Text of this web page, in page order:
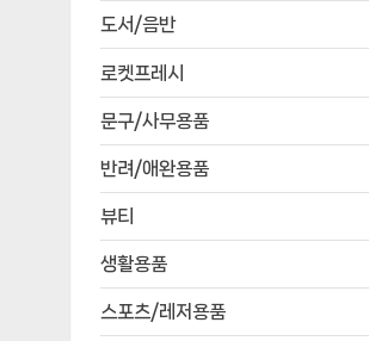
도서/음반
로켓프레시
문구/사무용품
반려/애완용품
뷰티
생활용품
스포츠/레저용품